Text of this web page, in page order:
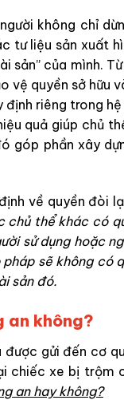
không chỉ
tư liệu sản xuất
sản” của mình.
vệ quyền sở hữu
riêng trong
quả giúp chủ
góp phần xây
về quyền đòi
chủ thể khác có
sử dụng hoặc
sẽ không có
sản đó.
an không?
gửi đến cơ
chiếc xe bị trộm
an hay không?